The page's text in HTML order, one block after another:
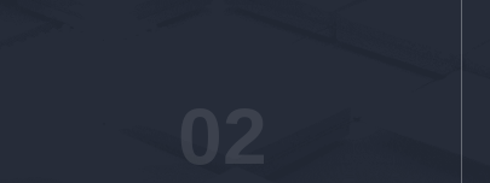
02